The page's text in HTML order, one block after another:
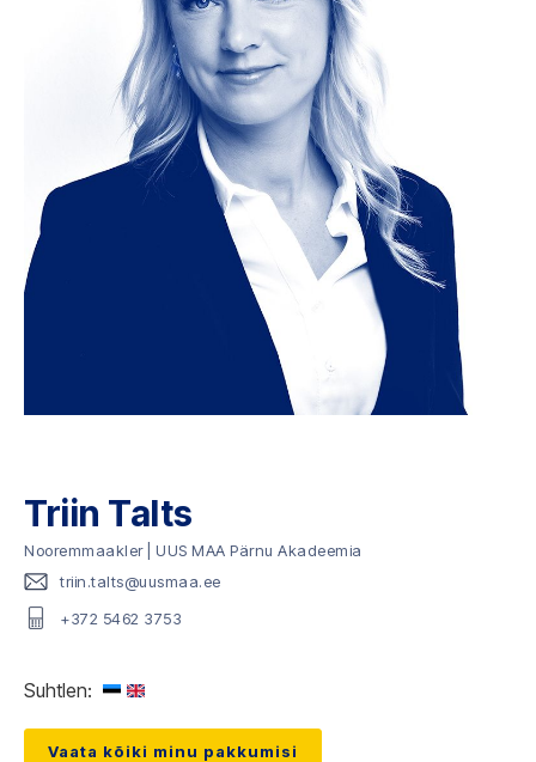
Triin Talts
Nooremmaakler | UUS MAA Pärnu Akadeemia
triin.talts@uusmaa.ee
+372 5462 3753
Suhtlen:
Vaata kõiki minu pakkumisi